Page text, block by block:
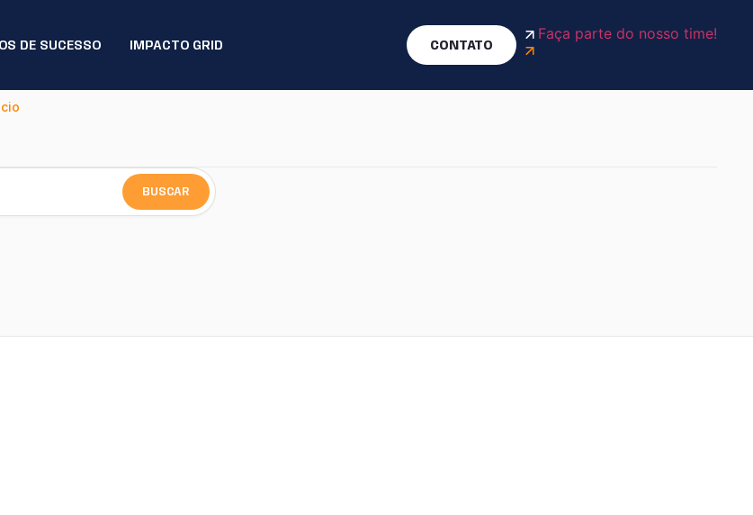
DE SUCESSO IMPACTO GRID CONTATO
Faça parte do nosso time!
BUSCAR